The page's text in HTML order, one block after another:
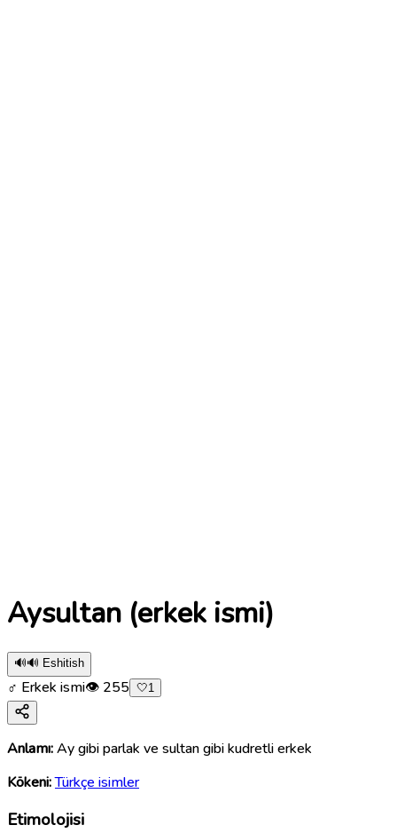
Aysultan (erkek ismi)
🔊🔊 Eshitish
♂ Erkek ismi👁 255 🤍1
Anlamı:Ay gibi parlak ve sultan gibi kudretli erkek
Kökeni:Türkçe isimler
Etimolojisi